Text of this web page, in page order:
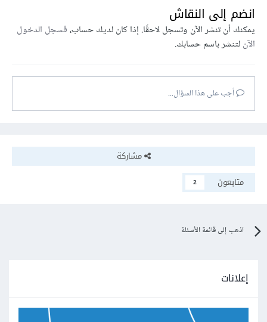
انضم إلى النقاش
يمكنك أن تنشر الآن وتسجل لاحقًا. إذا كان لديك حساب،فسجل الدخول
الآنلتنشر باسم حسابك.
أجب على هذا السؤال...
مشاركة
متابعون
2
اذهب إلى قائمة الأسئلة
إعلانات